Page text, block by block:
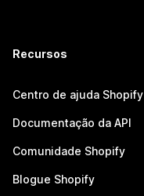
Recursos
Centro de ajuda Shopify
Documentação da API
Comunidade Shopify
Blogue Shopify